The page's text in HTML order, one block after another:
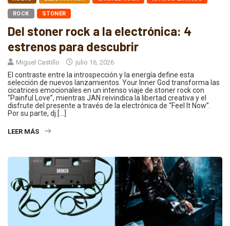
ROCK STONER
Del stoner rock a la electrónica: 4
estrenos para descubrir
Miguel Castillo julio 16, 2026
El contraste entre la introspección y la energía define esta
selección de nuevos lanzamientos. Your Inner God transforma las
cicatrices emocionales en un intenso viaje de stoner rock con
“Painful Love”, mientras JAN reivindica la libertad creativa y el
disfrute del presente a través de la electrónica de “Feel It Now”.
Por su parte, dj […]
LEER MÁS